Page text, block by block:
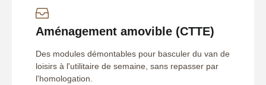
Aménagement amovible (CTTE)
Des modules démontables pour basculer du van de
loisirs à l'utilitaire de semaine, sans repasser par
l'homologation.